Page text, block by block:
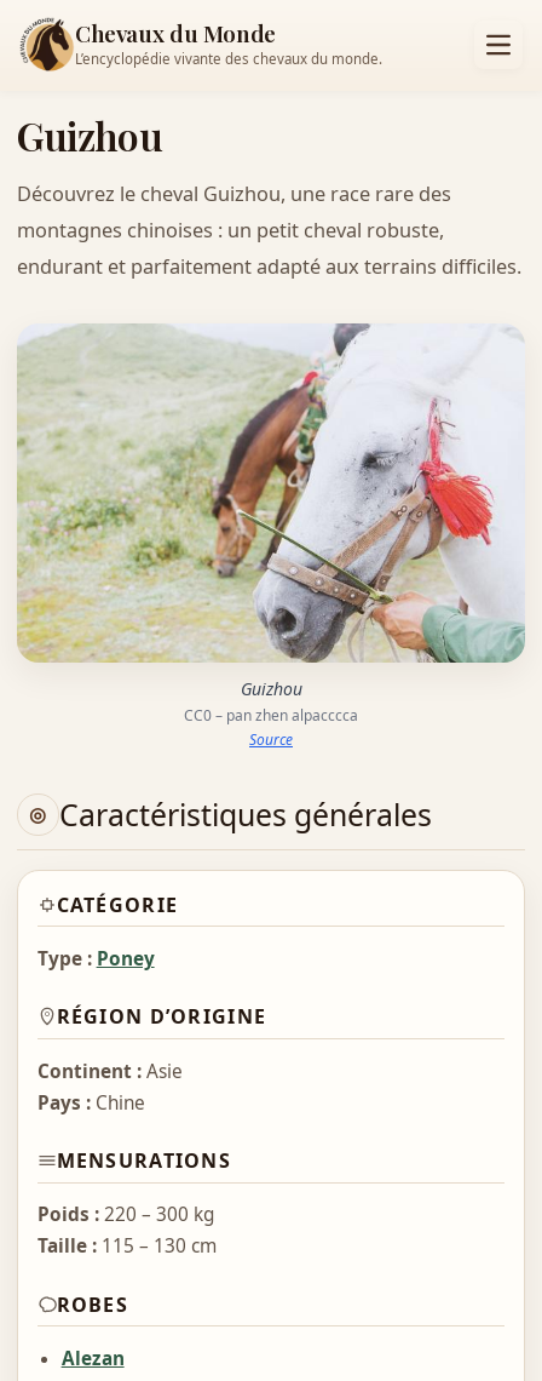
Chevaux du Monde
L’encyclopédie vivante des chevaux du monde.
Guizhou
Découvrez le cheval Guizhou, une race rare des
montagnes chinoises : un petit cheval robuste,
endurant et parfaitement adapté aux terrains difficiles.
Guizhou
CC0 – pan zhen alpacccca
Source
Caractéristiques générales
CATÉGORIE
Type : Poney
RÉGION D’ORIGINE
Continent :Asie
Pays :Chine
MENSURATIONS
Poids :220 – 300 kg
Taille :115 – 130 cm
ROBES
Alezan